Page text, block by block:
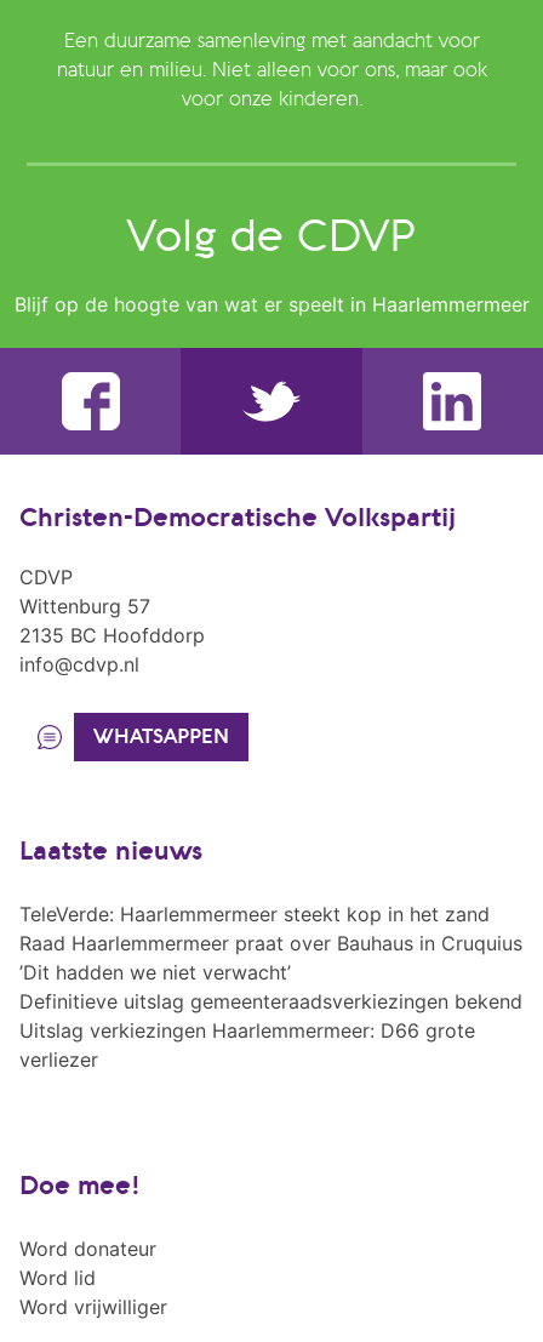
Een duurzame samenleving met aandacht voor
natuur en milieu. Niet alleen voor ons, maar ook
voor onze kinderen.
Volg de CDVP
Blijf op de hoogte van wat er speelt in Haarlemmermeer
Christen-Democratische Volkspartij
CDVP
Wittenburg 57
2135 BC Hoofddorp
info@cdvp.nl
WHATSAPPEN
Laatste nieuws
TeleVerde: Haarlemmermeer steekt kop in het zand
Raad Haarlemmermeer praat over Bauhaus in Cruquius
’Dit hadden we niet verwacht’
Definitieve uitslag gemeenteraadsverkiezingen bekend
Uitslag verkiezingen Haarlemmermeer: D66 grote
verliezer
Doe mee!
Word donateur
Word lid
Word vrijwilliger